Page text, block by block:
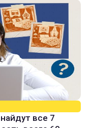
все 7